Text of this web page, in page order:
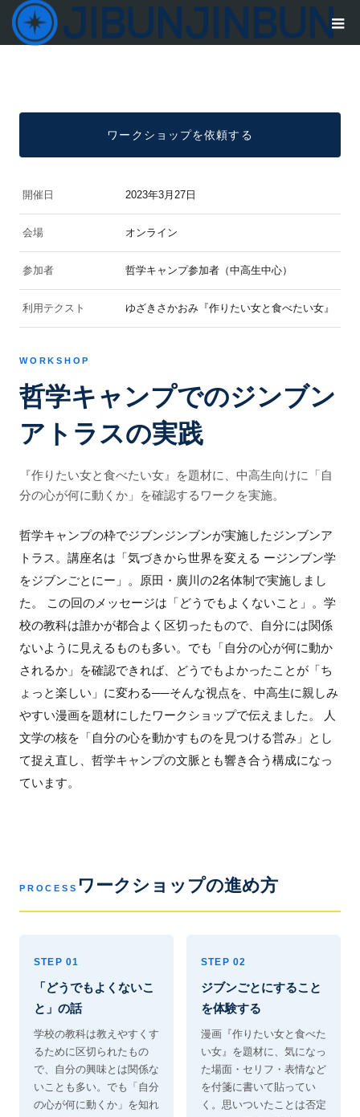
ワークショップを依頼する
開催日 2023年3月27日
会場 オンライン
参加者 哲学キャンプ参加者（中高生中心）
利用テクスト ゆざきさかおみ『作りたい女と食べたい女』
WORKSHOP
哲学キャンプでのジンブン
アトラスの実践
『作りたい女と食べたい女』を題材に、中高生向けに「自
分の心が何に動くか」を確認するワークを実施。
哲学キャンプの枠でジブンジンブンが実施したジンブンア
トラス。講座名は「気づきから世界を変える ージンブン学
をジブンごとにー」。原田・廣川の2名体制で実施しまし
た。 この回のメッセージは「どうでもよくないこと」。学
校の教科は誰かが都合よく区切ったもので、自分には関係
ないように見えるものも多い。でも「自分の心が何に動か
されるか」を確認できれば、どうでもよかったことが「ち
ょっと楽しい」に変わる──そんな視点を、中高生に親しみ
やすい漫画を題材にしたワークショップで伝えました。 人
文学の核を「自分の心を動かすものを見つける営み」とし
て捉え直し、哲学キャンプの文脈とも響き合う構成になっ
ています。
PROCESS ワークショップの進め方
STEP 01
「どうでもよくないこ
と」の話
学校の教科は教えやすくす
るために区切られたもの
で、自分の興味とは関係な
いことも多い。でも「自分
の心が何に動くか」を知れ
STEP 02
ジブンごとにすること
を体験する
漫画『作りたい女と食べた
い女』を題材に、気になっ
た場面・セリフ・表情など
を付箋に書いて貼ってい
く。思いついたことは否定